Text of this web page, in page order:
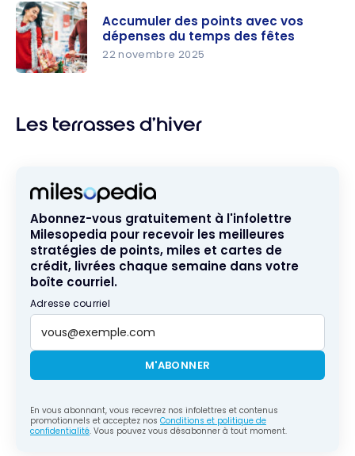
transform
er vos
points en
10 idées de
gratuits
avec vos
des fêtes
Accumuler des points avec vos
dépenses du temps des fêtes
22 novembre 2025
Les terrasses d’hiver
Abonnez-vous gratuitement à l'infolettre
Milesopedia pour recevoir les meilleures
stratégies de points, miles et cartes de
crédit, livrées chaque semaine dans votre
boîte courriel.
Adresse courriel
M'ABONNER
En vous abonnant, vous recevrez nos infolettres et contenus
promotionnels et acceptez nos Conditions et politique de
confidentialité. Vous pouvez vous désabonner à tout moment.